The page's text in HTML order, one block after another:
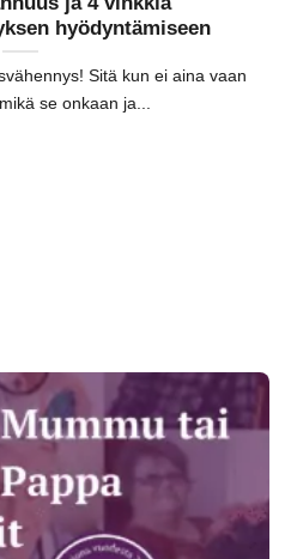
hyödyntämiseen
Sitä kun ei aina vaan
se onkaan ja...